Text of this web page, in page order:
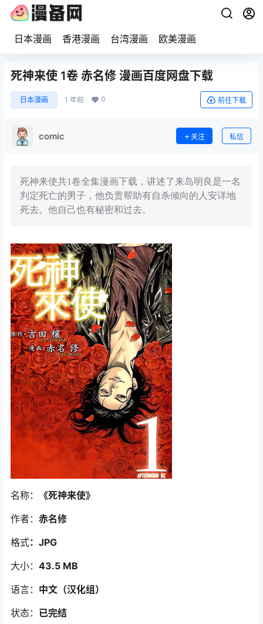
日本漫画 香港漫画 台湾漫画 欧美漫画
死神来使 1卷 赤名修 漫画百度网盘下载
日本漫画 1 年前 0 前往下载
comic 关注 私信
死神来使共1卷全集漫画下载，讲述了来岛明良是一名
判定死亡的男子，他负责帮助有自杀倾向的人安详地
死去。他自己也有秘密和过去。
名称：
《死神来使》
作者： 赤名修
格式：JPG
大小： 43.5 MB
语言： 中文（汉化组）
状态： 已完结